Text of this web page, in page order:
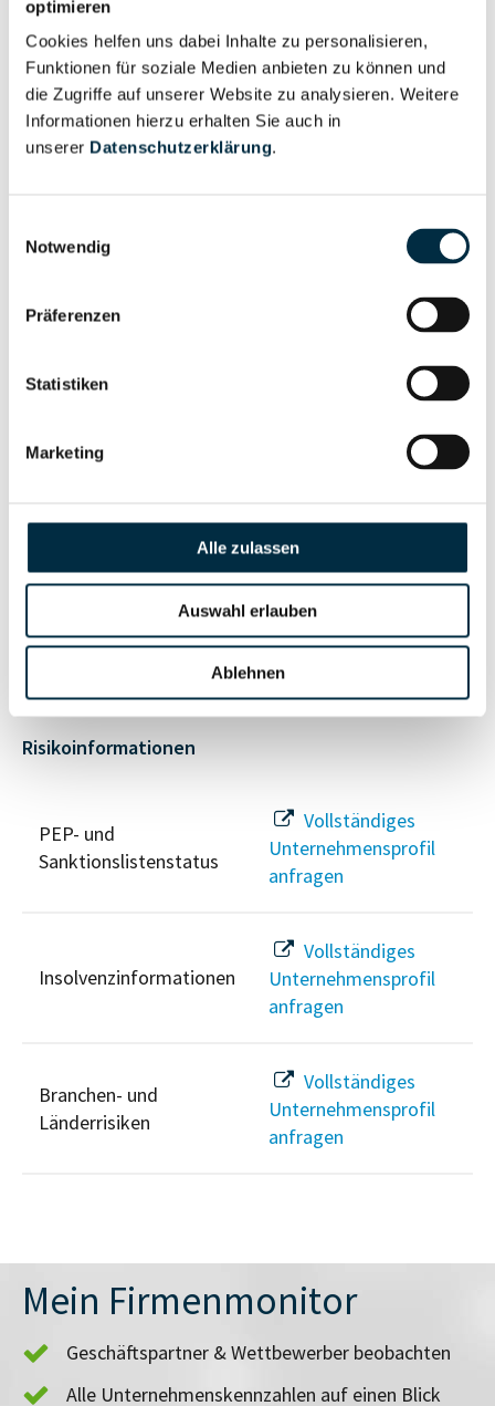
optimieren
Cookies helfen uns dabei Inhalte zu personalisieren,
Funktionen für soziale Medien anbieten zu können und
die Zugriffe auf unserer Website zu analysieren. Weitere
Informationen hierzu erhalten Sie auch in
unserer Datenschutzerklärung.
Notwendig
Präferenzen
Statistiken
Marketing
Alle zulassen
Auswahl erlauben
Ablehnen
Wirtschaftlich
Berechtigter
Vollständiges
Unternehmensprofil
anfragen
Eigentums- und Kontrollstruktur
Vollständiges
Vollständiges
Berechtigten Pfad
Vollständiges
Unternehmensprofil
anfragen
Risikoinformationen
PEP- und
Sanktionslistenstatus
Vollständiges
Unternehmensprofil
anfragen
Insolvenzinformationen
Vollständiges
Unternehmensprofil
anfragen
Branchen- und
Länderrisiken
Vollständiges
Unternehmensprofil
anfragen
Mein Firmenmonitor
Geschäftspartner & Wettbewerber beobachten
Alle Unternehmenskennzahlen auf einen Blick